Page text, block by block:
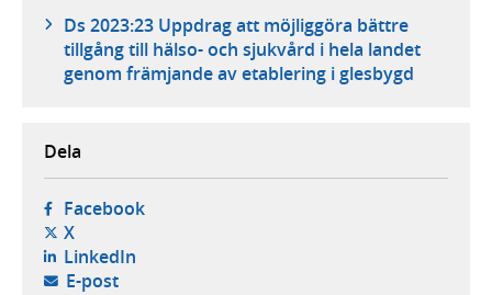
Ds 2023:23 Uppdrag att möjliggöra bättre
tillgång till hälso- och sjukvård i hela landet
genom främjande av etablering i glesbygd
Dela
Facebook- öppnas i ny flik, extern webbplats,
X- öppnas i ny flik, extern webbplats,
LinkedIn- öppnas i ny flik, extern webbplats,
E-post- öppnar din e-postklient,